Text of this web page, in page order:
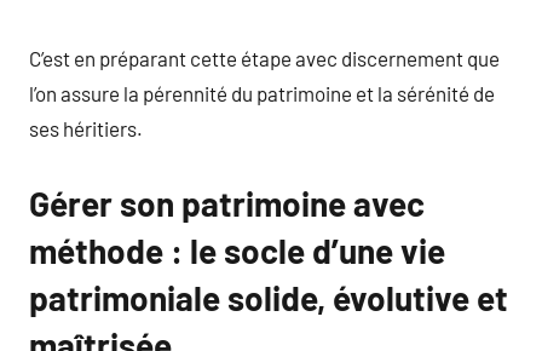
C’est en préparant cette étape avec discernement que
l’on assure la pérennité du patrimoine et la sérénité de
ses héritiers.
Gérer son patrimoine avec
méthode : le socle d’une vie
patrimoniale solide, évolutive et